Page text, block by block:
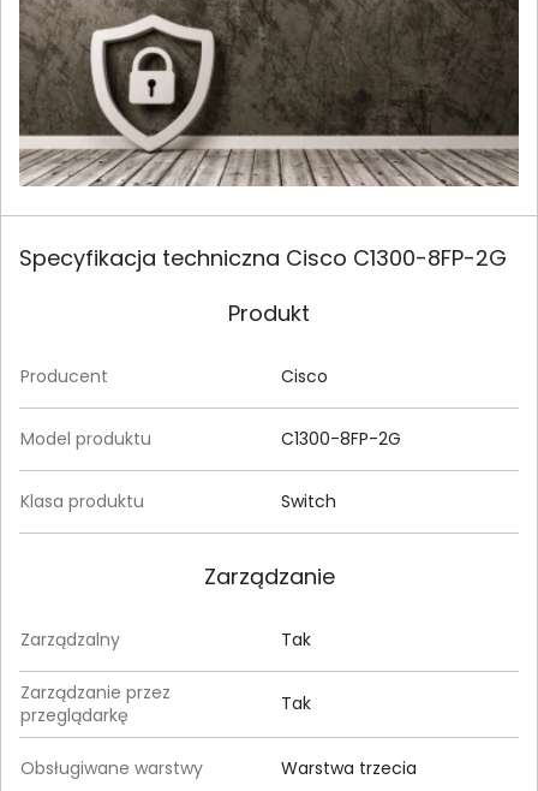
Specyfikacja techniczna Cisco C1300-8FP-2G
Produkt
Producent Cisco
Model produktu C1300-8FP-2G
Klasa produktu Switch
Zarządzanie
Zarządzalny Tak
Zarządzanie przez
przeglądarkę
Tak
Obsługiwane warstwy Warstwa trzecia